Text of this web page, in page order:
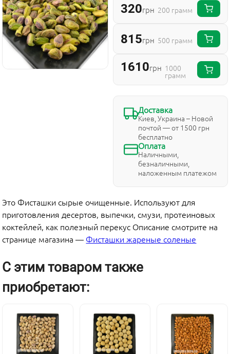
320грн 200 грамм
815грн 500 грамм
1610грн 1000
грамм
Доставка
Киев, Украина – Новой
почтой — от 1500 грн
бесплатно
Оплата
Наличными,
безналичными,
наложенным платежом
Это Фисташки сырые очищенные. Используют для
приготовления десертов, выпечки, смузи, протеиновых
коктейлей, как полезный перекус Описание смотрите на
странице магазина — Фисташки жареные соленые
С этим товаром также
приобретают: